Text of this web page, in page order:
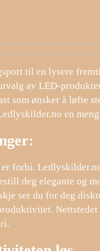
til en lysere
av LED-
som ønsker å løfte
en
forbi.
deg elegante og
ser du for deg